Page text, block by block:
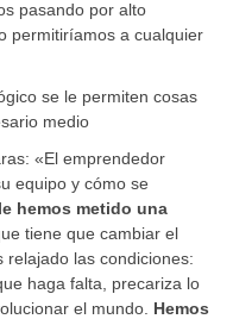
pasando por alto
permitiríamos a cualquier
se le permiten cosas
medio
«El emprendedor
equipo y cómo se
le hemos metido una
tiene que cambiar el
relajado las condiciones:
haga falta, precariza lo
el mundo. Hemos